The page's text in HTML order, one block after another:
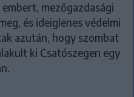
mezőgazdasági
és ideiglenes védelmi
azután, hogy szombat
ki Csatószegen egy